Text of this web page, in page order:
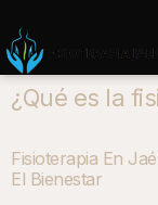
¿Qué es la
Fisioterapia En
El Bienestar